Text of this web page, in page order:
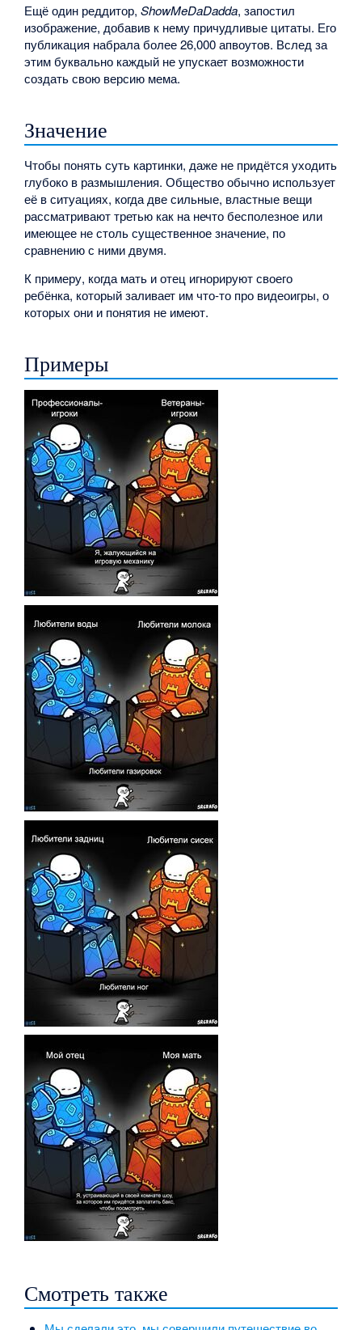
Ещё один реддитор,ShowMeDaDadda, запостил
изображение, добавив к нему причудливые цитаты. Его
публикация набрала более 26,000 апвоутов. Вслед за
этим буквально каждый не упускает возможности
создать свою версию мема.
Значение
Чтобы понять суть картинки, даже не придётся уходить
глубоко в размышления. Общество обычно использует
её в ситуациях, когда две сильные, властные вещи
рассматривают третью как на нечто бесполезное или
имеющее не столь существенное значение, по
сравнению с ними двумя.
К примеру, когда мать и отец игнорируют своего
ребёнка, который заливает им что-то про видеоигры, о
которых они и понятия не имеют.
Примеры
Смотреть также